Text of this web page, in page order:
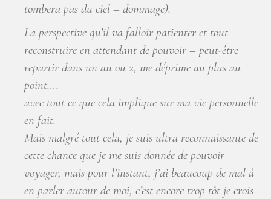
tombera pas du ciel – dommage).
La perspective qu’il va falloir patienter et tout
reconstruire en attendant de pouvoir – peut-être
repartir dans un an ou 2, me déprime au plus au
point….
avec tout ce que cela implique sur ma vie personnelle
en fait.
Mais malgré tout cela, je suis ultra reconnaissante de
cette chance que je me suis donnée de pouvoir
voyager, mais pour l’instant, j’ai beaucoup de mal à
en parler autour de moi, c’est encore trop tôt je crois